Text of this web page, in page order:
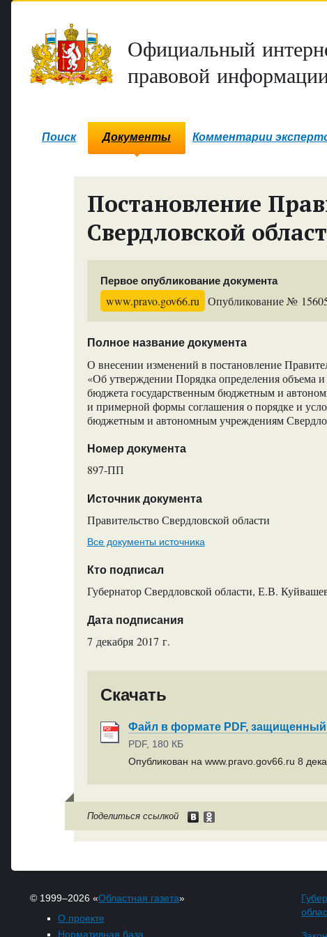
Официальный
правовой
Поиск Документы Комментарии
Постановление
Свердловской
Первое опубликование документа
www.pravo.gov66.ru Опубликование №
Полное название документа
О внесении изменений в постановление
«Об утверждении Порядка определения объема
бюджета государственным бюджетным и
и примерной формы соглашения о порядке и
бюджетным и автономным учреждениям
Номер документа
897-ПП
Источник документа
Правительство Свердловской области
Все документы источника
Кто подписал
Губернатор Свердловской области, Е.В.
Дата подписания
7 декабря 2017 г.
Скачать
Файл в формате PDF,
PDF, 180 КБ
Опубликован на www.pravo.gov66.ru 8
Поделиться ссылкой
© 1999–2026 «Областная газета»
О проекте
Нормативная база